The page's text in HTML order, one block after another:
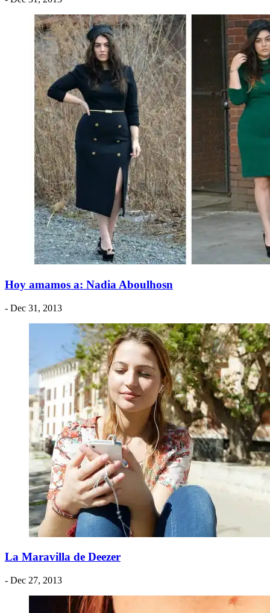
Hoy amamos a: Nadia Aboulhosn
- Dec 31, 2013
La Maravilla de Deezer
- Dec 27, 2013